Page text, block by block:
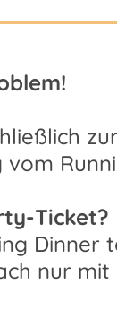
Ticket?
Dinner
nur mit